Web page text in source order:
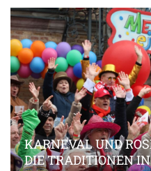
KARNEVAL UND
DIE TRADITIONEN